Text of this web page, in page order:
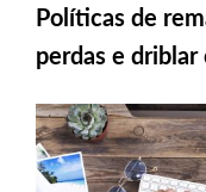
Políticas de
perdas e